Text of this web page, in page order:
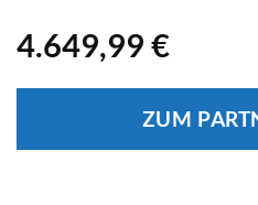
4.649,99 €
ZUM